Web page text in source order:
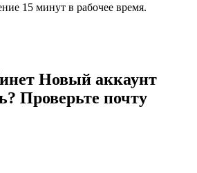
15 минут в рабочее время.
Новый аккаунт
Проверьте почту